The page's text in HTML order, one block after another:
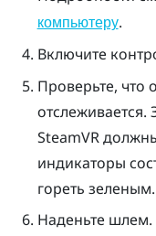
компьютеру.
Включите
Проверьте, что
SteamVRдолжны
индикаторы
гореть зеленым.
Наденьте шлем.